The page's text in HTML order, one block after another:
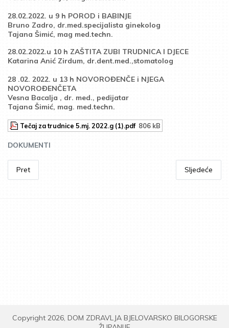
28.02.2022. u 9 h POROD i BABINJE
Bruno Zadro, dr.med.specijalista ginekolog
Tajana Šimić, mag med.techn.
28.02.2022.u 10 h ZAŠTITA ZUBI TRUDNICA I DJECE
Katarina Anić Zirdum, dr.dent.med.,stomatolog
28 .02. 2022. u 13 h NOVOROĐENČE i NJEGA
NOVOROĐENČETA
Vesna Bacalja , dr. med., pedijatar
Tajana Šimić, mag. med.techn.
DOKUMENTI
Tečaj za trudnice 5.mj. 2022.g (1).pdf 806 kB
Pret Sljedeće
Copyright 2026, DOM ZDRAVLJA BJELOVARSKO BILOGORSKE